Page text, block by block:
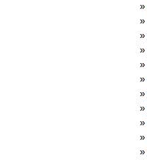
»
»
»
»
»
»
»
»
»
»
»